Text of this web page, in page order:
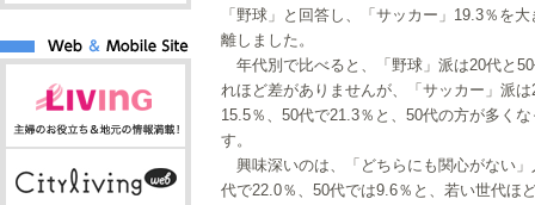
「野球」と回答し、「サッカー」19.3％を
離しました。
年代別で比べると、「野球」派は20代と
れほど差がありませんが、「サッカー」派は
15.5％、50代で21.3％と、50代の方が多く
す。
興味深いのは、「どちらにも関心がない」
代で22.0％、50代では9.6％と、若い世代ほ